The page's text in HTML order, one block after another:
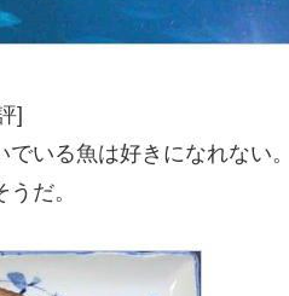
]
でいる魚は好きになれない
だ。